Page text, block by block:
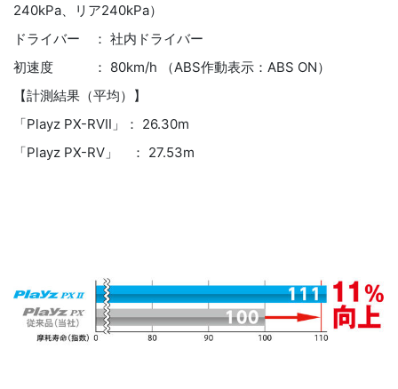
240kPa、リア240kPa）
ドライバー ： 社内ドライバー
初速度 ： 80km/h （ABS作動表示：ABS ON）
【計測結果（平均）】
「Playz PX-RVⅡ」： 26.30m
「Playz PX-RV」 ： 27.53m